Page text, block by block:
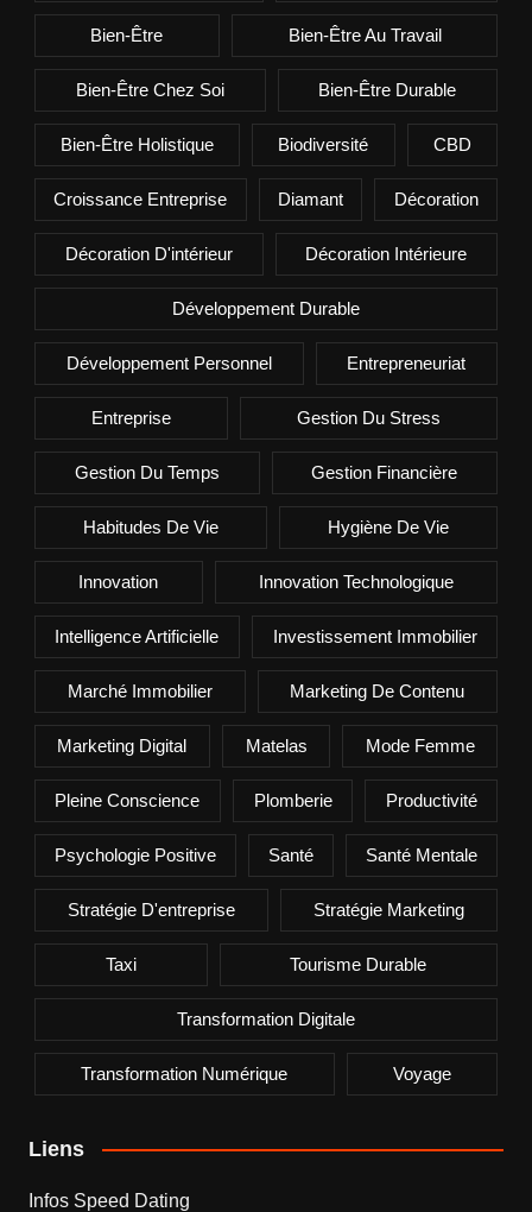
Bien-Être Bien-Être Au Travail
Bien-Être Chez Soi Bien-Être Durable
Bien-Être Holistique Biodiversité CBD
Croissance Entreprise Diamant Décoration
Décoration D'intérieur Décoration Intérieure
Développement Durable
Développement Personnel Entrepreneuriat
Entreprise Gestion Du Stress
Gestion Du Temps Gestion Financière
Habitudes De Vie Hygiène De Vie
Innovation Innovation Technologique
Intelligence Artificielle Investissement Immobilier
Marché Immobilier Marketing De Contenu
Marketing Digital Matelas Mode Femme
Pleine Conscience Plomberie Productivité
Psychologie Positive Santé Santé Mentale
Stratégie D'entreprise Stratégie Marketing
Taxi Tourisme Durable
Transformation Digitale
Transformation Numérique Voyage
Liens
Infos Speed Dating